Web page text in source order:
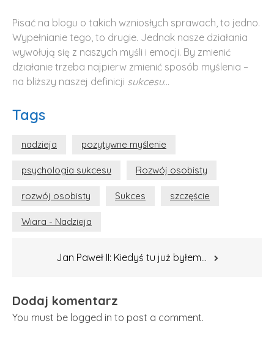
Pisać na blogu o takich wzniosłych sprawach, to jedno.
Wypełnianie tego, to drugie. Jednak nasze działania
wywołują się z naszych myśli i emocji. By zmienić
działanie trzeba najpierw zmienić sposób myślenia –
na bliższy naszej definicji sukcesu…
Tags
nadzieja pozytywne myślenie
psychologia sukcesu Rozwój osobisty
rozwój osobisty Sukces szczęście
Wiara - Nadzieja
Jan Paweł II: Kiedyś tu już byłem…
Dodaj komentarz
You must be logged in to post a comment.